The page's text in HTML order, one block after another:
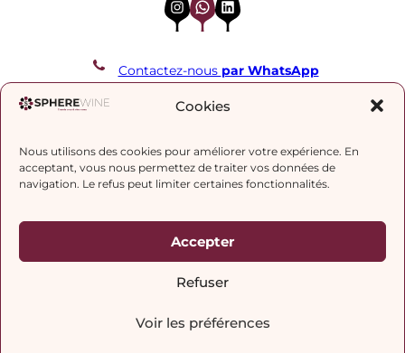
Cookies
Nous utilisons des cookies pour améliorer votre expérience. En
acceptant, vous nous permettez de traiter vos données de
navigation. Le refus peut limiter certaines fonctionnalités.
Accepter
Refuser
Voir les préférences
Contactez-nous par WhatsApp
REJOIGNEZ NOTRE LISTE DE DIFFUSION
politique de confidentialité.